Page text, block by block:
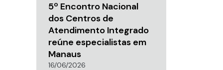
5º Encontro Nacional
dos Centros de
Atendimento Integrado
reúne especialistas em
Manaus
16/06/2026